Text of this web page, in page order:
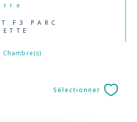
F3 PARC
Chambre(s)
Sélectionner